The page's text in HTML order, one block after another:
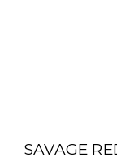
SAVAGE